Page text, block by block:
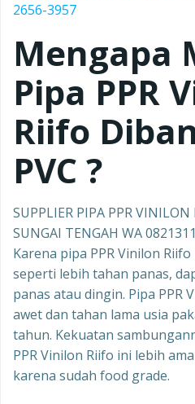
2656-3957
Mengapa
Pipa PPR
Riifo
PVC ?
SUPPLIER PIPA PPR
SUNGAI TENGAH WA
Karena pipa PPR Vinilon
seperti lebih tahan panas,
panas atau dingin. Pipa PPR
awet dan tahan lama usia
tahun. Kekuatan
PPR Vinilon Riifo ini lebih
karena sudah food grade.